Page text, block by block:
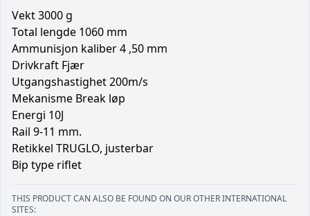
Vekt 3000 g
Total lengde 1060 mm
Ammunisjon kaliber 4 ,50 mm
Drivkraft Fjær
Utgangshastighet 200m/s
Mekanisme Break løp
Energi 10J
Rail 9-11 mm.
Retikkel TRUGLO, justerbar
Bip type riflet
THIS PRODUCT CAN ALSO BE FOUND ON OUR OTHER INTERNATIONAL
SITES: